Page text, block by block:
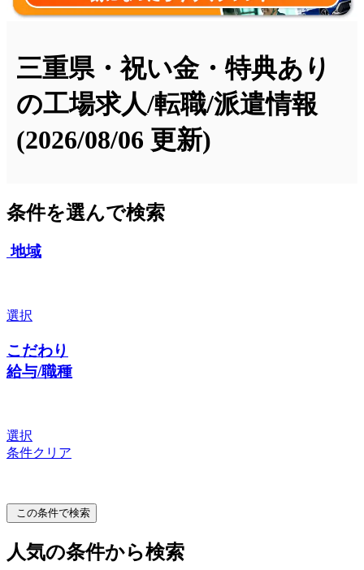
三重県・祝い金・特典あり
の工場求人/転職/派遣情報
(2026/08/06 更新)
条件を選んで検索
地域
選択
こだわり
給与/職種
選択
条件クリア
この条件で検索
人気の条件から検索